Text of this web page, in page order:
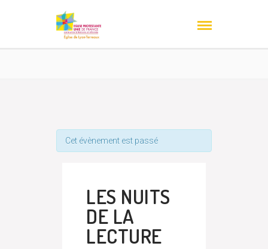
Cet évènement est passé
LES NUITS
DE LA
LECTURE